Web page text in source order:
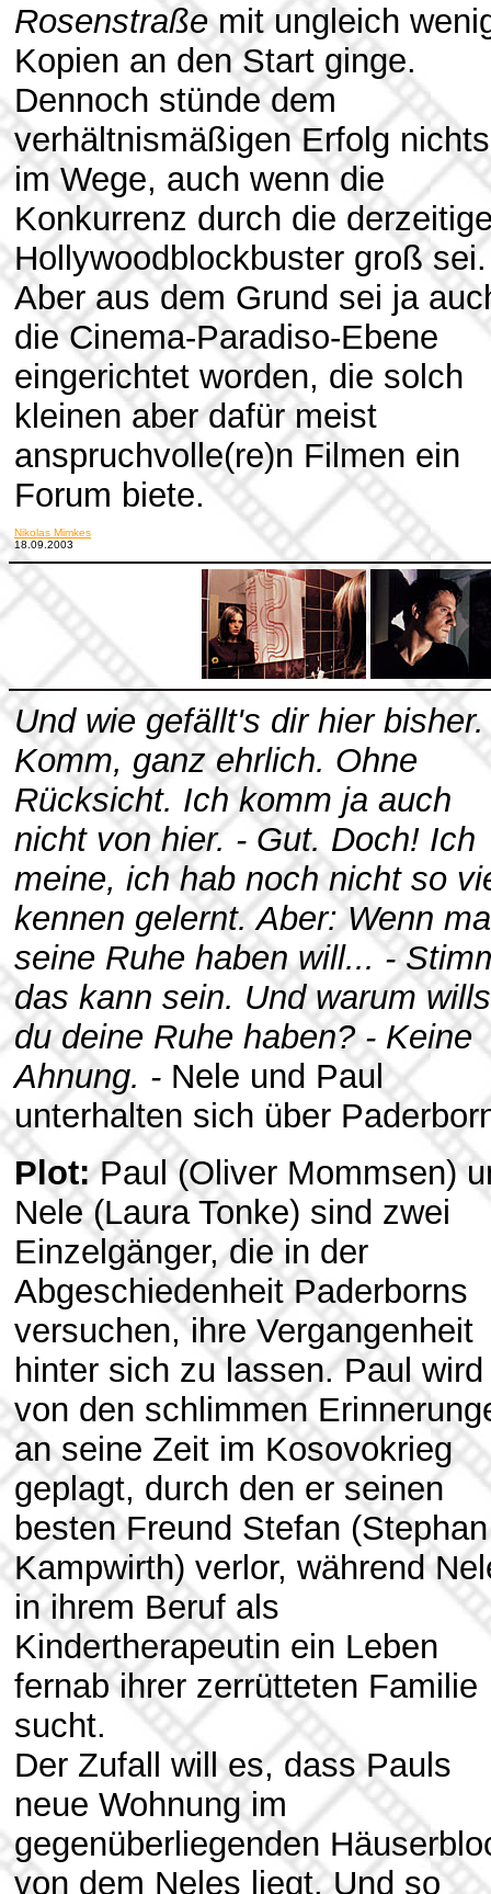
Rosenstraßemit ungleich
Kopien an den Start ginge.
Dennoch stünde dem
verhältnismäßigen Erfolg nichts
im Wege, auch wenn die
Konkurrenz durch die
Hollywoodblockbuster groß sei.
Aber aus dem Grund sei ja
die Cinema-Paradiso-Ebene
eingerichtet worden, die solch
kleinen aber dafür meist
anspruchvolle(re)n Filmen ein
Forum biete.
Nikolas Mimkes
18.09.2003
Und wie gefällt's dir hier bisher.
Komm, ganz ehrlich. Ohne
Rücksicht. Ich komm ja auch
nicht von hier. - Gut. Doch! Ich
meine, ich hab noch nicht so
kennen gelernt. Aber: Wenn
seine Ruhe haben will... -
das kann sein. Und warum
du deine Ruhe haben? - Keine
Ahnung. - Nele und Paul
unterhalten sich über
Plot:Paul (Oliver Mommsen)
Nele (Laura Tonke) sind zwei
Einzelgänger, die in der
Abgeschiedenheit Paderborns
versuchen, ihre Vergangenheit
hinter sich zu lassen. Paul wird
von den schlimmen
an seine Zeit im Kosovokrieg
geplagt, durch den er seinen
besten Freund Stefan (Stephan
Kampwirth) verlor, während
in ihrem Beruf als
Kindertherapeutin ein Leben
fernab ihrer zerrütteten Familie
sucht.
Der Zufall will es, dass Pauls
neue Wohnung im
gegenüberliegenden
von dem Neles liegt. Und so